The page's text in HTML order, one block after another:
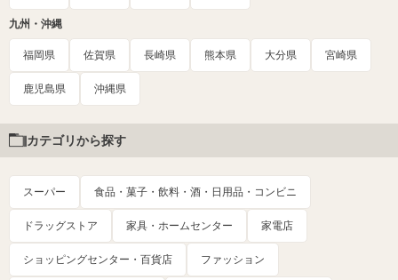
九州・沖縄
福岡県 佐賀県 長崎県 熊本県 大分県 宮崎県
鹿児島県 沖縄県
カテゴリから探す
スーパー 食品・菓子・飲料・酒・日用品・コンビニ
ドラッグストア 家具・ホームセンター 家電店
ショッピングセンター・百貨店 ファッション